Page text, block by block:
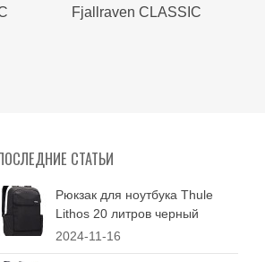
Fjallraven CLASSIC
СТАТЬИ
Рюкзак для ноутбука Thule
Lithos 20 литров черный
2024-11-16